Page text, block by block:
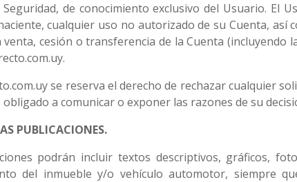
Seguridad, de conocimiento exclusivo del Usuario.
cualquier uso no autorizado de su Cuenta,
cesión o transferencia de la Cuenta
se reserva el derecho de rechazar cualquier
obligado a comunicar o exponer las razones de su
PUBLICACIONES.
podrán incluir textos descriptivos, gráficos,
del inmueble y/o vehículo automotor, siempre